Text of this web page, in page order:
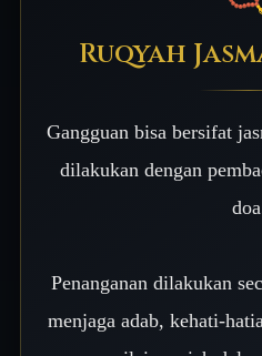
Ruqyah
Gangguan bisa bersifat
dilakukan dengan
Penanganan dilakukan
menjaga adab, kehati-